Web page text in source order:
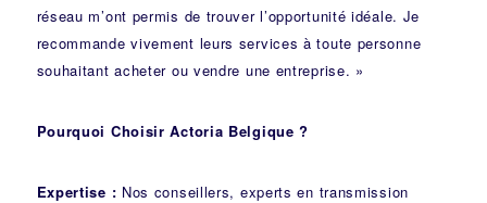
réseau m’ont permis de trouver l’opportunité idéale. Je
recommande vivement leurs services à toute personne
souhaitant acheter ou vendre une entreprise. »
Pourquoi Choisir Actoria Belgique ?
Expertise : Nos conseillers, experts en transmission